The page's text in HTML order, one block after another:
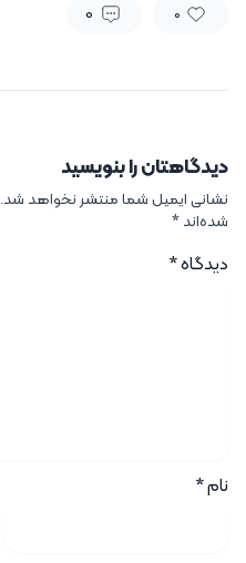
0
0
دیدگاهتان را بنویسید
نشانی ایمیل شما منتشر نخواهد شد.
شده‌اند*
دیدگاه*
نام*